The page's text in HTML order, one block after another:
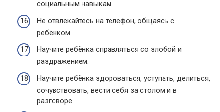
социальным навыкам.
Не отвлекайтесь на телефон, общаясь с
ребёнком.
Научите ребёнка справляться со злобой и
раздражением.
Научите ребёнка здороваться, уступать, делиться,
сочувствовать, вести себя за столом и в
разговоре.